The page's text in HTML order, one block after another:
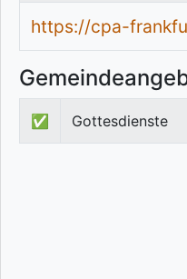
https://cpa-
✅ Gottesdienste